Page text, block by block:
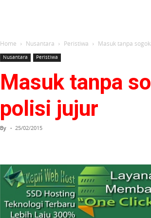
Home Nusantara Peristiwa Masuk tanpa
Nusantara Peristiwa
Masuk tanpa
polisi jujur
By - 25/02/2015